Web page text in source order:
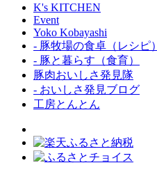
K's KITCHEN
Event
Yoko Kobayashi
- 豚牧場の食卓（レシピ）
- 豚と暮らす（食育）
豚肉おいしさ発見隊
- おいしさ発見ブログ
工房とんとん